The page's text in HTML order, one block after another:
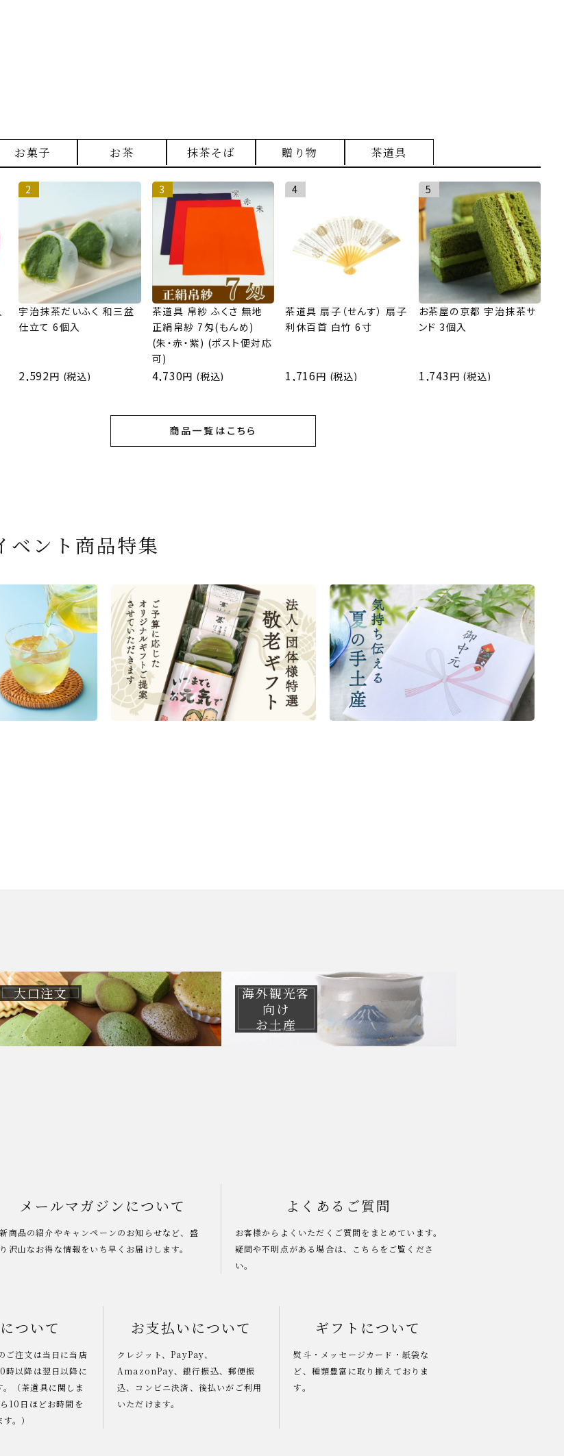
お菓子 お茶 抹茶そば 贈り物 茶道具
宇治抹茶だいふく 和三盆
仕立て 6個入
2,592 (税込)
茶道具 帛紗 ふくさ 無地
正絹帛紗 7匁(もんめ)
(朱・赤・紫) (ポスト便対応
可)
4,730 (税込)
茶道具 扇子（せんす） 扇子
利休百首 白竹 6寸
1,716 (税込)
お茶屋の京都 宇治抹茶サ
ンド 3個入
1,743 (税込)
商品一覧はこちら
ンド 3個入
1,743 (税込)
『抹茶まる』 1セット6個入
3,240 (税込) 3,626 (税込)
入り）
1,895 (税込)
商品一覧はこちら
324 (税込)
クシリーズ） 5g×50袋
864 (税込)
緑茶ティーバッグ 4g×2
包
410 (税込)
合せ 気軽に愉しむセット
(税込)
商品一覧はこちら
160ｇ×2袋（4人前）＋特
撰そばつゆ4個（ポスト便）
2,028 (税込)
ゆ４袋（４人前） 竹かごセ
ット
2,278 (税込)
ばつゆ８袋（８人前）セッ
ト 化粧箱（カートン/ギフ
トボックス）
4,006 (税込)
ゆ１２袋（１２人前）セッ
ト 化粧箱（カートン/ギフ
トボックス）
(税込)
商品一覧はこちら
12個入
～抹茶づくし～
4,511 (税込)
ツセット 3種6個
3,356 (税込) 5,000 (税込)
25個入
～抹茶づくし～
(税込)
商品一覧はこちら
利休百首 白竹 6寸
1,716 (税込)
用 裏千家 茶道具
16,500 (税込)
紗(5寸扇子) ※画像はイメ
ージです。懐紙入れ、楊枝
差の柄は当店おまかせに
なります。
4,862 (税込)
節香合 桜花 吉村 楽入
(税込)
商品一覧はこちら
ベント商品特集
大口注文
海外観光客
向け
お土産
メールマガジンについて
新商品の紹介やキャンペーンのお知らせなど、盛
り沢山なお得な情報をいち早くお届けします。
よくあるご質問
お客様からよくいただくご質問をまとめています。
疑問や不明点がある場合は、こちらをご覧くださ
い。
ついて
ご注文は当日に当店
時以降は翌日以降に
（茶道具に関しま
10日ほどお時間を
。）
お支払いについて
クレジット、PayPay、
AmazonPay、銀行振込、郵便振
込、コンビニ決済、後払いがご利用
いただけます。
ギフトについて
熨斗・メッセージカード・紙袋な
ど、種類豊富に取り揃えておりま
す。